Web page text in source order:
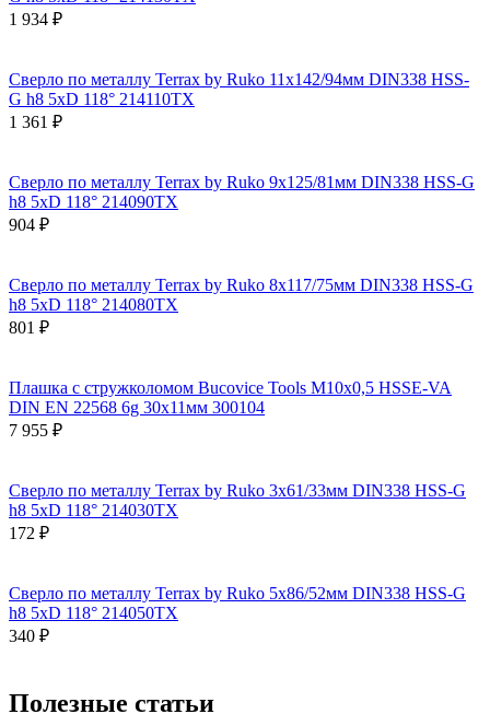
1 934 ₽
Сверло по металлу Terrax by Ruko 11x142/94мм DIN338 HSS-
G h8 5xD 118° 214110TX
1 361 ₽
Сверло по металлу Terrax by Ruko 9x125/81мм DIN338 HSS-G
h8 5xD 118° 214090TX
904 ₽
Сверло по металлу Terrax by Ruko 8x117/75мм DIN338 HSS-G
h8 5xD 118° 214080TX
801 ₽
Плашка с стружколомом Bucovice Tools М10х0,5 HSSE-VA
DIN EN 22568 6g 30х11мм 300104
7 955 ₽
Сверло по металлу Terrax by Ruko 3x61/33мм DIN338 HSS-G
h8 5xD 118° 214030TX
172 ₽
Сверло по металлу Terrax by Ruko 5x86/52мм DIN338 HSS-G
h8 5xD 118° 214050TX
340 ₽
Полезные статьи